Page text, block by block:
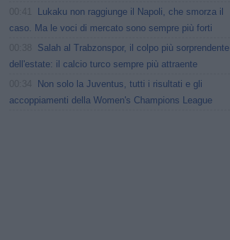
Lukaku non raggiunge il Napoli, che smorza il
caso. Ma le voci di mercato sono sempre più forti
Salah al Trabzonspor, il colpo più sorprendente
dell'estate: il calcio turco sempre più attraente
Non solo la Juventus, tutti i risultati e gli
accoppiamenti della Women's Champions League